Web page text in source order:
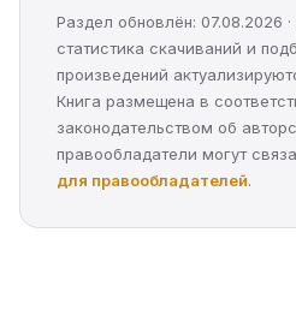
Раздел обновлён: 07.08.2026
статистика скачиваний и
произведений
Книга размещена в
законодательством об
правообладатели могут
для правообладателей.